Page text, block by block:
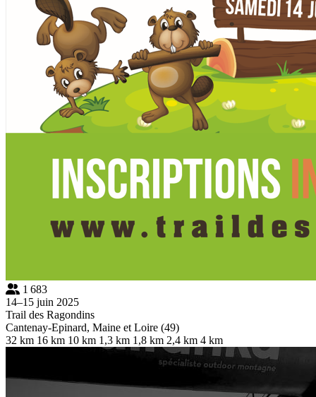
1 683
14–15 juin 2025
Trail des Ragondins
Cantenay-Epinard, Maine et Loire (49)
32 km 16 km 10 km 1,3 km 1,8 km 2,4 km 4 km